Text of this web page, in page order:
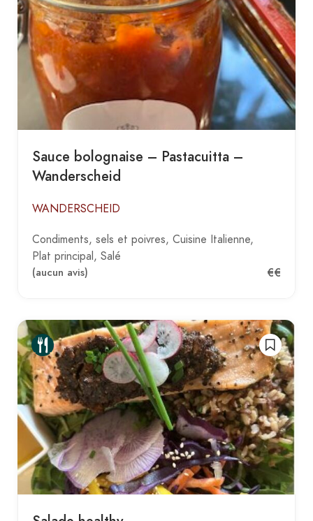
Sauce bolognaise – Pastacuitta –
Wanderscheid
WANDERSCHEID
Condiments, sels et poivres Cuisine Italienne
Plat principal Salé
(aucun avis)
€€